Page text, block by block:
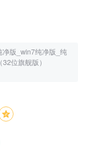
版_win7纯净版_纯
位旗舰版）
